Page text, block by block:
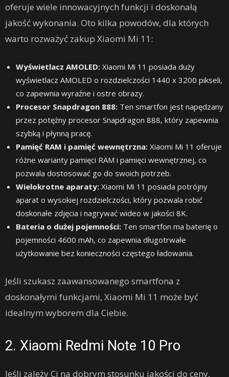
oferuje wiele innowacyjnych funkcji i doskonałą
jakość wykonania. Oto kilka powodów, dla których
warto rozważyć zakup Xiaomi Mi 11:
Wyświetlacz AMOLED: Xiaomi Mi 11 posiada duży
wyświetlacz AMOLED o rozdzielczości 1440 x 3200 pikseli,
co zapewnia wyraźne i ostre obrazy.
Procesor Snapdragon 888: Ten smartfon jest napędzany
przez potężny procesor Snapdragon 888, który zapewnia
szybką i płynną pracę.
Pamięć RAM i pamięć wewnętrzna: Xiaomi Mi 11 oferuje
różne warianty pamięci RAM i pamięci wewnętrznej, co
pozwala dostosować go do swoich potrzeb.
Wielokrotne aparaty: Xiaomi Mi 11 posiada potrójny
aparat o wysokiej rozdzielczości, który pozwala robić
doskonałe zdjęcia i nagrywać wideo w jakości 8K.
Bateria o dużej pojemności: Ten smartfon ma baterię o
pojemności 4600 mAh, co zapewnia długotrwałe
użytkowanie bez konieczności częstego ładowania.
Jeśli szukasz zaawansowanego smartfona z
doskonałymi funkcjami, Xiaomi Mi 11 może być
idealnym wyborem dla Ciebie.
2. Xiaomi Redmi Note 10 Pro
Jeśli zależy Ci na dobrym stosunku jakości do ceny,